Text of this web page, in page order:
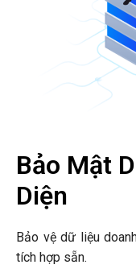
Bảo Mật
Diện
Bảo vệ dữ liệu
tích hợp sẵn.